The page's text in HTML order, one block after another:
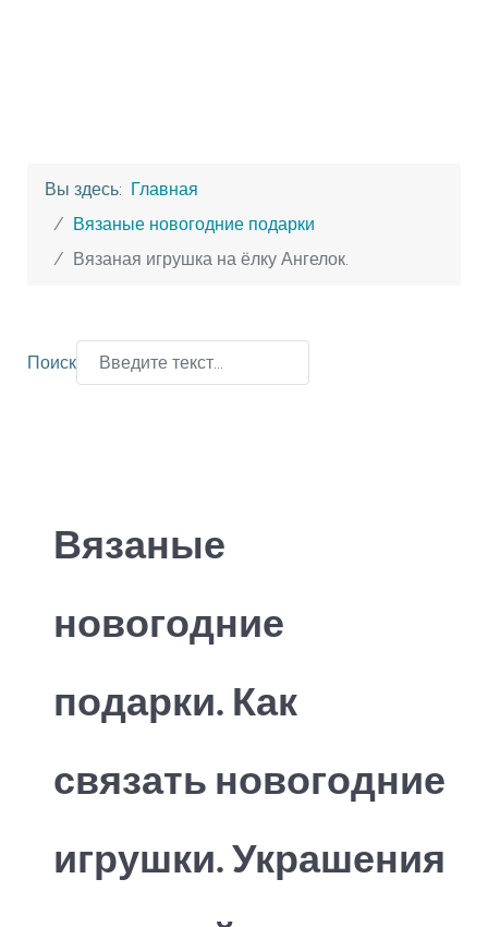
Вы здесь: Главная
Вязаные новогодние подарки
Вязаная игрушка на ёлку Ангелок.
Поиск
Вязаные
новогодние
подарки. Как
связать новогодние
игрушки. Украшения